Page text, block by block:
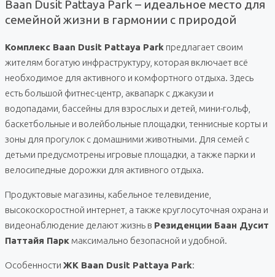
Baan Dusit Pattaya Park – идеальное место для
семейной жизни в гармонии с природой
Комплекс Baan Dusit Pattaya Park предлагает своим
жителям богатую инфраструктуру, которая включает всё
необходимое для активного и комфортного отдыха. Здесь
есть большой фитнес-центр, аквапарк с джакузи и
водопадами, бассейны для взрослых и детей, мини-гольф,
баскетбольные и волейбольные площадки, теннисные корты и
зоны для прогулок с домашними животными. Для семей с
детьми предусмотрены игровые площадки, а также парки и
велосипедные дорожки для активного отдыха.
Продуктовые магазины, кабельное телевидение,
высокоскоростной интернет, а также круглосуточная охрана и
видеонаблюдение делают жизнь в Резиденции Баан Дусит
Паттайя Парк максимально безопасной и удобной.
Особенности ЖК Baan Dusit Pattaya Park: